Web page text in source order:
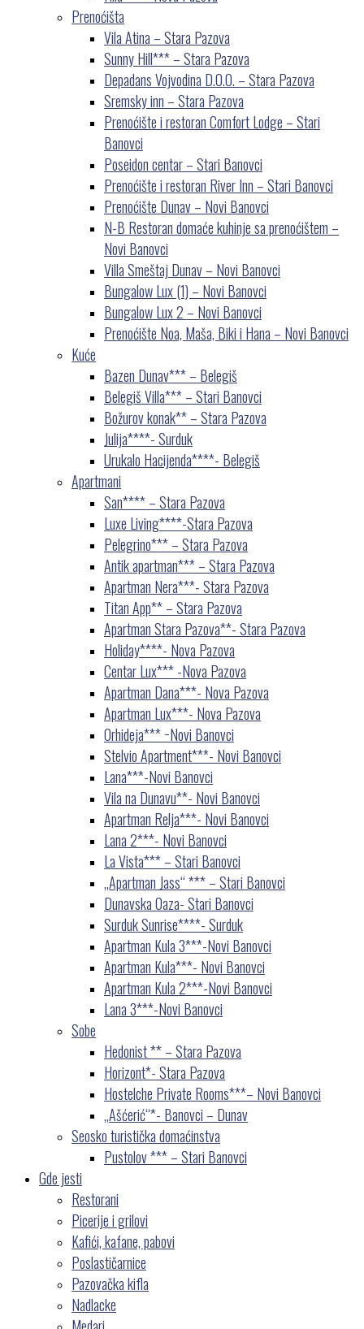
Prenoćišta
Vila Atina – Stara Pazova
Sunny Hill*** – Stara Pazova
Depadans Vojvodina D.O.O. – Stara Pazova
Sremsky inn – Stara Pazova
Prenoćište i restoran Comfort Lodge – Stari
Banovci
Poseidon centar – Stari Banovci
Prenoćište i restoran River Inn – Stari Banovci
Prenoćište Dunav – Novi Banovci
N-B Restoran domaće kuhinje sa prenoćištem –
Novi Banovci
Villa Smeštaj Dunav – Novi Banovci
Bungalow Lux (1) – Novi Banovci
Bungalow Lux 2 – Novi Banovci
Prenoćište Noa, Maša, Biki i Hana – Novi Banovci
Kuće
Bazen Dunav*** – Belegiš
Belegiš Villa*** – Stari Banovci
Božurov konak** – Stara Pazova
Julija****- Surduk
Urukalo Hacijenda****- Belegiš
Apartmani
San**** – Stara Pazova
Luxe Living****-Stara Pazova
Pelegrino*** – Stara Pazova
Antik apartman*** – Stara Pazova
Apartman Nera***- Stara Pazova
Titan App** – Stara Pazova
Apartman Stara Pazova**- Stara Pazova
Holiday****- Nova Pazova
Centar Lux*** -Nova Pazova
Apartman Dana***- Nova Pazova
Apartman Lux***- Nova Pazova
Orhideja*** −Novi Banovci
Stelvio Apartment***- Novi Banovci
Lana***-Novi Banovci
Vila na Dunavu**- Novi Banovci
Apartman Relja***- Novi Banovci
Lana 2***- Novi Banovci
La Vista*** – Stari Banovci
„Apartman Jass“ *** – Stari Banovci
Dunavska Oaza- Stari Banovci
Surduk Sunrise****- Surduk
Apartman Kula 3***-Novi Banovci
Apartman Kula***- Novi Banovci
Apartman Kula 2***-Novi Banovci
Lana 3***-Novi Banovci
Sobe
Hedonist ** – Stara Pazova
Horizont*- Stara Pazova
Hostelche Private Rooms***– Novi Banovci
„Ašćerić“*- Banovci – Dunav
Seosko turistička domaćinstva
Pustolov *** – Stari Banovci
Gde jesti
Restorani
Picerije i grilovi
Kafići, kafane, pabovi
Poslastičarnice
Pazovačka kifla
Nadlacke